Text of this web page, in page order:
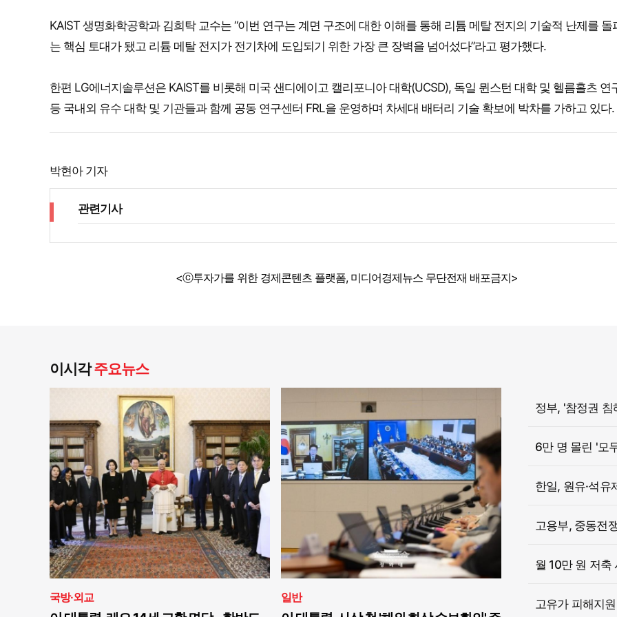
KAIST 생명화학공학과 김희탁 교수는 “이번 연구는 계면 구조에 대한 이해를 통해 리튬 메탈 전지의 기술적 난제를 돌
는 핵심 토대가 됐고 리튬 메탈 전지가 전기차에 도입되기 위한 가장 큰 장벽을 넘어섰다”라고 평가했다.
한편 LG에너지솔루션은 KAIST를 비롯해 미국 샌디에이고 캘리포니아 대학(UCSD), 독일 뮌스턴 대학 및 헬름홀츠 연
등 국내외 유수 대학 및 기관들과 함께 공동 연구센터 FRL을 운영하며 차세대 배터리 기술 확보에 박차를 가하고 있다.
박현아 기자
관련기사
<ⓒ투자가를 위한 경제콘텐츠 플랫폼, 미디어경제뉴스 무단전재 배포금지>
이시각주요뉴스
국방·외교 일반
6만 명 몰린 '모
한일, 원유·석
고용부, 중동전
월 10만 원 저
고유가 피해지